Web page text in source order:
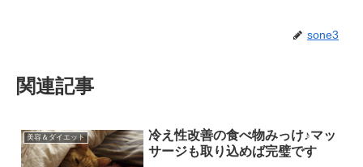
sone3
関連記事
美容＆ダイエット
冷え性改善の食べ物みっけ♪マッ
サージも取り込めば完璧です